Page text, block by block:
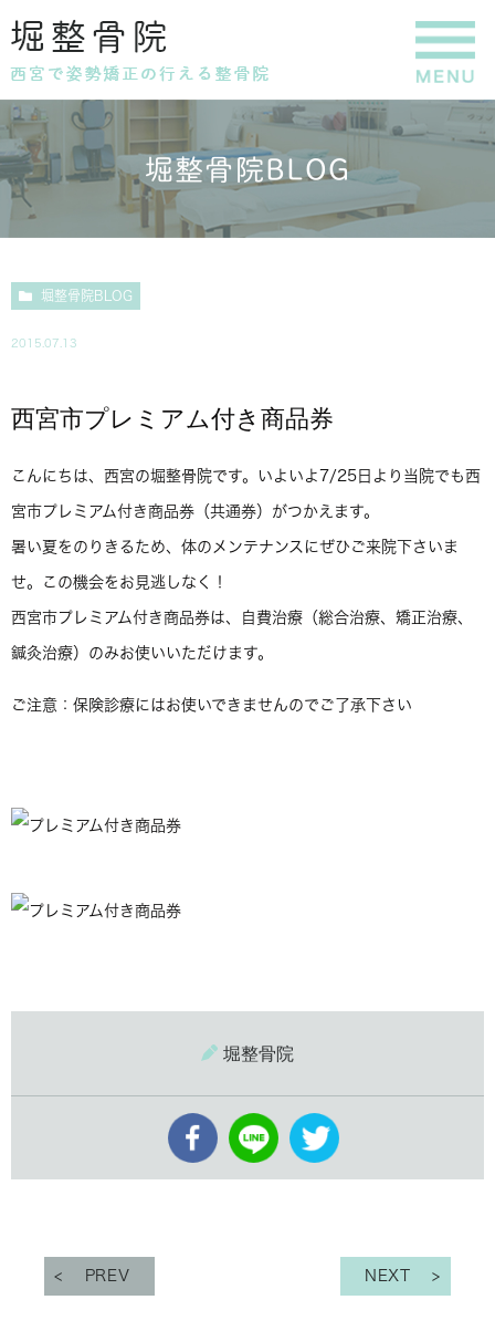
堀整骨院BLOG
堀整骨院BLOG
2015.07.13
西宮市プレミアム付き商品券
こんにちは、西宮の堀整骨院です。いよいよ7/25日より当院でも西
宮市プレミアム付き商品券（共通券）がつかえます。
暑い夏をのりきるため、体のメンテナンスにぜひご来院下さいま
せ。この機会をお見逃しなく！
西宮市プレミアム付き商品券は、自費治療（総合治療、矯正治療、
鍼灸治療）のみお使いいただけます。
ご注意：保険診療にはお使いできませんのでご了承下さい
堀整骨院
PREV NEXT